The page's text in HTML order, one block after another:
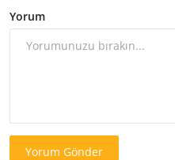
Yorum
Yorum Gönder